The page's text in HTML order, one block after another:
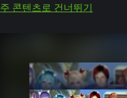
주 콘텐츠로 건너뛰기